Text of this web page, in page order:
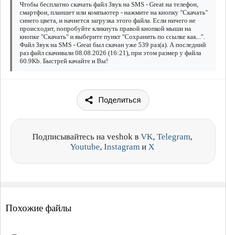
Чтобы бесплатно скачать файл Звук на SMS - Great на телефон,
смартфон, планшет или компьютер - нажмите на кнопку "Скачать"
синего цвета, и начнется загрузка этого файла. Если ничего не
происходит, попробуйте кликнуть правой кнопкой мыши на
кнопке "Скачать" и выберите пункт "Сохранить по ссылке как...".
Файл Звук на SMS - Great был скачан уже 539 раз(а). А последний
раз файл скачивали 08.08.2026 (16:21), при этом размер у файла
60.9Kb. Быстрей качайте и Вы!
Поделиться
Подписывайтесь на veshok в VK, Telegram,
Youtube, Instagram и X
Похожие файлы